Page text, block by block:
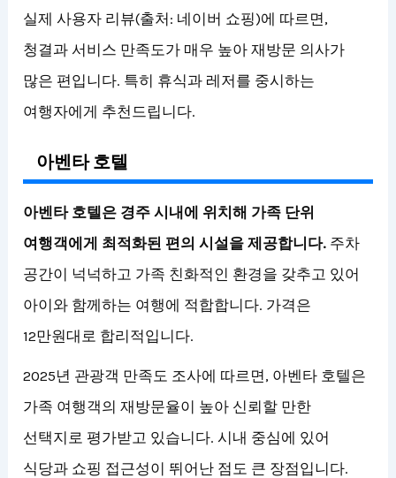
실제 사용자 리뷰(출처: 네이버 쇼핑)에 따르면,
청결과 서비스 만족도가 매우 높아 재방문 의사가
많은 편입니다. 특히 휴식과 레저를 중시하는
여행자에게 추천드립니다.
아벤타 호텔
아벤타 호텔은 경주 시내에 위치해 가족 단위
여행객에게 최적화된 편의 시설을 제공합니다. 주차
공간이 넉넉하고 가족 친화적인 환경을 갖추고 있어
아이와 함께하는 여행에 적합합니다. 가격은
12만원대로 합리적입니다.
2025년 관광객 만족도 조사에 따르면, 아벤타 호텔은
가족 여행객의 재방문율이 높아 신뢰할 만한
선택지로 평가받고 있습니다. 시내 중심에 있어
식당과 쇼핑 접근성이 뛰어난 점도 큰 장점입니다.